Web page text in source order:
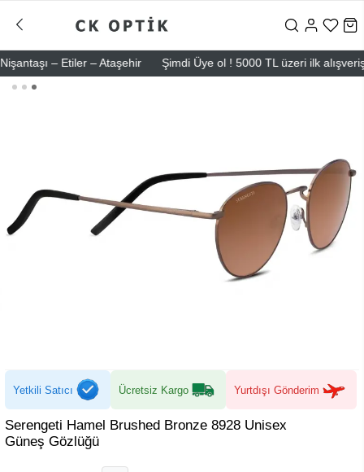
– Etiler – Ataşehir Şimdi Üye ol ! 5000 TL üzeri ilk
Yetkili Satıcı Ücretsiz Kargo Yurtdışı Gönderim
Serengeti Hamel Brushed Bronze 8928 Unisex
Güneş Gözlüğü